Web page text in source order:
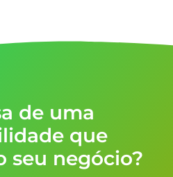
de uma
que
seu negócio?